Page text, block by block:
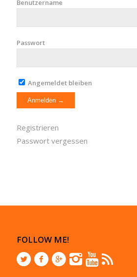
Benutzername
Passwort
Angemeldet bleiben
Registrieren
Passwort vergessen
FOLLOW ME!